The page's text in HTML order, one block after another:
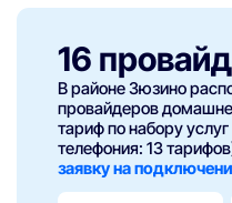
16
В районе Зюзино
провайдеров
тариф по набору
телефония: 13
заявку на